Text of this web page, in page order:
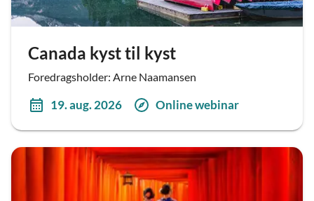
Canada kyst til kyst
Foredragsholder: Arne Naamansen
19. aug. 2026 Online webinar